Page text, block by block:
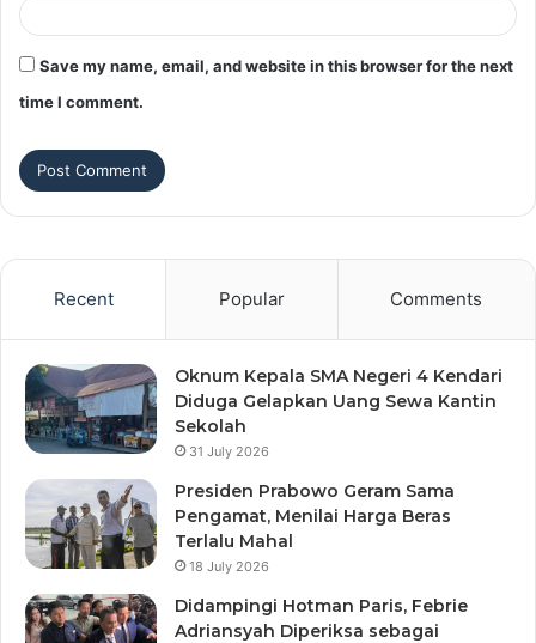
Save my name, email, and website in this browser for the next
time I comment.
Recent Popular Comments
Oknum Kepala SMA Negeri 4 Kendari
Diduga Gelapkan Uang Sewa Kantin
Sekolah
31 July 2026
Presiden Prabowo Geram Sama
Pengamat, Menilai Harga Beras
Terlalu Mahal
18 July 2026
Didampingi Hotman Paris, Febrie
Adriansyah Diperiksa sebagai